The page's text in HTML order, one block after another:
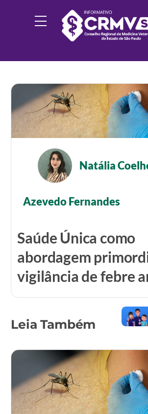
Menu
Natália
Azevedo Fernandes
Saúde Única como
abordagem
vigilância de febre
Leia Também